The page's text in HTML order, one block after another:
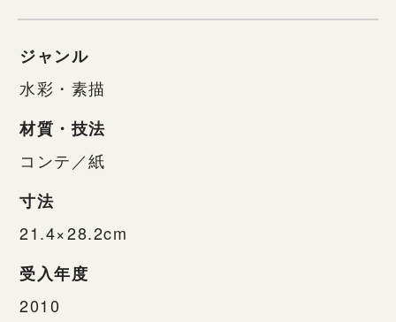
ジャンル
水彩・素描
材質・技法
コンテ／紙
寸法
21.4×28.2cm
受入年度
2010